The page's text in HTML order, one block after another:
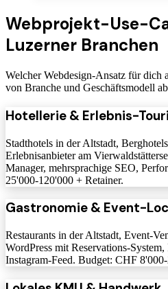
Webprojekt-Use-
Luzerner Branchen
Welcher Webdesign-Ansatz für dich
von Branche und Geschäftsmodell
Hotellerie & Erlebnis-
Stadthotels in der Altstadt,
Erlebnisanbieter am
Manager, mehrsprachige SEO,
25'000-120'000 + Retainer.
Gastronomie & Event-
Restaurants in der Altstadt, Event-
WordPress mit Reservations-
Instagram-Feed. Budget: CHF